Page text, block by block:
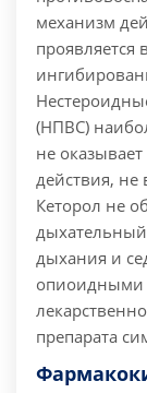
механизм
проявляется
(НПВС)
не
действия,
Кеторол не
дыхательный
дыхания и
опиоидными
препарата